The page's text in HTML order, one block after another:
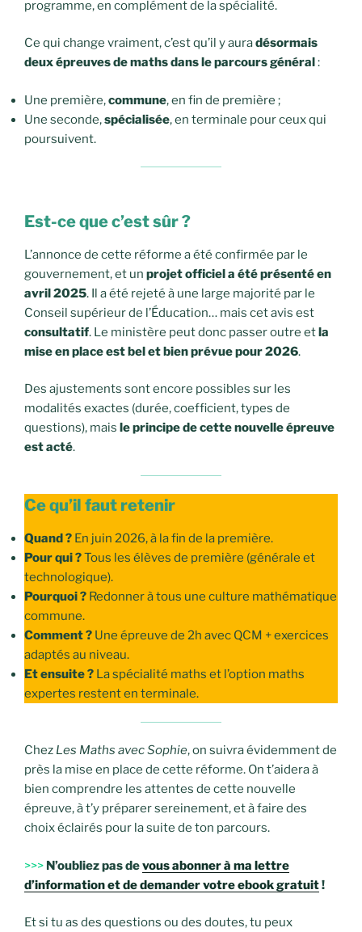
programme, en complément de la spécialité.
Ce qui change vraiment, c’est qu’il y auradésormais
deux épreuves de maths dans le parcours général :
Une première,commune, en fin de première ;
Une seconde,spécialisée, en terminale pour ceux qui
poursuivent.
Est-ce que c’est sûr ?
L’annonce de cette réforme a été confirmée par le
gouvernement, et un projet officiel a été présenté en
avril 2025. Il a été rejeté à une large majorité par le
Conseil supérieur de l’Éducation… mais cet avis est
consultatif. Le ministère peut donc passer outre etla
mise en place est bel et bien prévue pour 2026.
Des ajustements sont encore possibles sur les
modalités exactes (durée, coefficient, types de
questions), mais le principe de cette nouvelle épreuve
est acté.
Ce qu’il faut retenir
Quand ? En juin 2026, à la fin de la première.
Pour qui ?Tous les élèves de première (générale et
technologique).
Pourquoi ? Redonner à tous une culture mathématique
commune.
Comment ? Une épreuve de 2h avec QCM + exercices
adaptés au niveau.
Et ensuite ? La spécialité maths et l’option maths
expertes restent en terminale.
Chez Les Maths avec Sophie, on suivra évidemment de
près la mise en place de cette réforme. On t’aidera à
bien comprendre les attentes de cette nouvelle
épreuve, à t’y préparer sereinement, et à faire des
choix éclairés pour la suite de ton parcours.
>>> N’oubliez pas devous abonner à ma lettre
d’information et de demander votre ebook gratuit!
Et si tu as des questions ou des doutes, tu peux